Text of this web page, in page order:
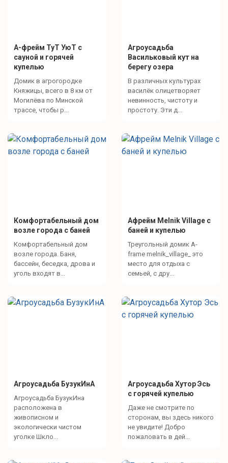
А-фрейм ТуТ УюТ с
сауной и горячей
купелью
Домик в агрогородке
Княжицы, всего в 8 км от
Могилёва по Минской
трассе, чтобы р...
Агроусадьба
Васильковый кут на
берегу озера
В различных культурах
василёк олицетворяет
невинность, чистоту и
простоту. Эти д...
Комфортабельный дом
возле города с баней
Комфортабельный дом
возле города. Баня,
бассейн, беседка, дрова и
уголь входят в...
Афрейм Melnik Village с
баней и купелью
Треугольный домик A-
frame melnik_village_ это
место для отдыха с
семьей, с дру...
Агроусадьба БузукИнА
Агроусадьба БузукИна
расположена в
живописном и
экологически чистом
уголке Шкло...
Агроусадьба Хутор Эсь
с горячей купелью
Даже не смотрите по
сторонам, вы здесь никого
не увидите! Добро
пожаловать в дей...